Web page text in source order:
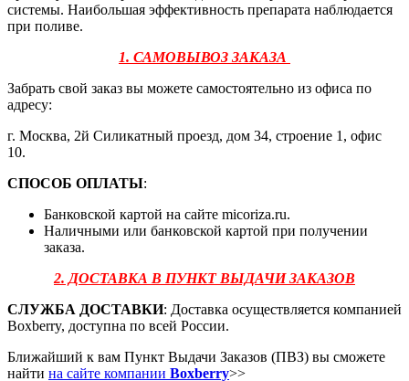
системы. Наибольшая эффективность препарата наблюдается
при поливе.
1. САМОВЫВОЗ ЗАКАЗА
Забрать свой заказ вы можете самостоятельно из офиса по
адресу:
г. Москва, 2й Силикатный проезд, дом 34, строение 1, офис
10.
СПОСОБ ОПЛАТЫ:
Банковской картой на сайте micoriza.ru.
Наличными или банковской картой при получении
заказа.
2. ДОСТАВКА В ПУНКТ ВЫДАЧИ ЗАКАЗОВ
СЛУЖБА ДОСТАВКИ: Доставка осуществляется компанией
Boxberry, доступна по всей России.
Ближайший к вам Пункт Выдачи Заказов (ПВЗ) вы сможете
найти на сайте компании Boxberry>>